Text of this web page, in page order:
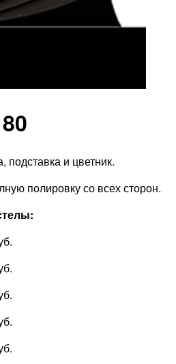
подставка и цветник.
полировку со всех сторон.